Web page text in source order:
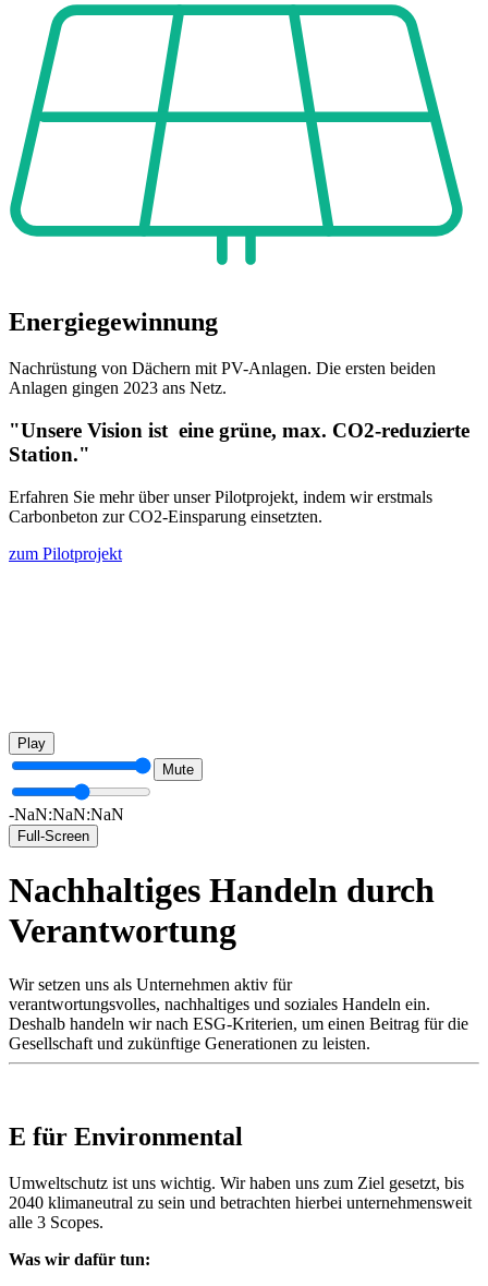
Energiegewinnung
Nachrüstung von Dächern mit PV-Anlagen. Die ersten beiden
Anlagen gingen 2023 ans Netz.
"Unsere Vision ist eine grüne, max. CO2-reduzierte
Station."
Erfahren Sie mehr über unser Pilotprojekt, indem wir erstmals
Carbonbeton zur CO2-Einsparung einsetzten.
zum Pilotprojekt
Play
Mute
-NaN:NaN:NaN
Full-Screen
Nachhaltiges Handeln durch
Verantwortung
Wir setzen uns als Unternehmen aktiv für
verantwortungsvolles, nachhaltiges und soziales Handeln ein.
Deshalb handeln wir nach ESG-Kriterien, um einen Beitrag für die
Gesellschaft und zukünftige Generationen zu leisten.
E für Environmental
Umweltschutz ist uns wichtig. Wir haben uns zum Ziel gesetzt, bis
2040 klimaneutral zu sein und betrachten hierbei unternehmensweit
alle 3 Scopes.
Was wir dafür tun: